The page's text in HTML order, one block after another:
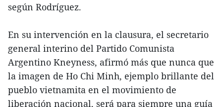
según Rodríguez.
En su intervención en la clausura, el secretario
general interino del Partido Comunista
Argentino Kneyness, afirmó más que nunca que
la imagen de Ho Chi Minh, ejemplo brillante del
pueblo vietnamita en el movimiento de
liberación nacional, será para siempre una guía